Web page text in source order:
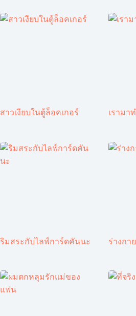
สาวเงียบในตู้ล็อคเกอร์ เรามา
ริมสระกับไลฟ์การ์ดคันนะ ร่างกา